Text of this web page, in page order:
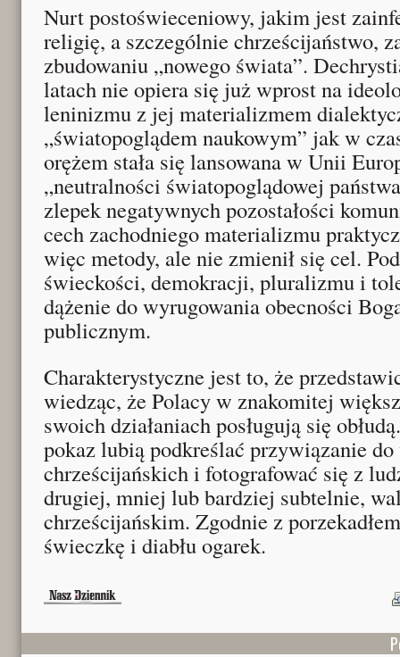
Nurt postoświeceniowy, jakim jest
religię, a szczególnie chrześcijaństwo,
zbudowaniu „nowego świata”.
latach nie opiera się już wprost na
leninizmu z jej materializmem
„światopoglądem naukowym” jak w
orężem stała się lansowana w Unii
„neutralności światopoglądowej
zlepek negatywnych pozostałości
cech zachodniego materializmu
więc metody, ale nie zmienił się cel.
świeckości, demokracji, pluralizmu i
dążenie do wyrugowania obecności
publicznym.
Charakterystyczne jest to, że
wiedząc, że Polacy w znakomitej
swoich działaniach posługują się
pokaz lubią podkreślać przywiązanie
chrześcijańskich i fotografować się z
drugiej, mniej lub bardziej subtelnie,
chrześcijańskim. Zgodnie z
świeczkę i diabłu ogarek.